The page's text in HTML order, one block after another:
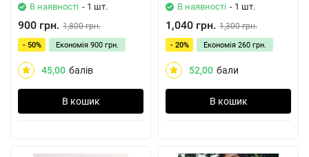
В наявності - 1 шт.
900 грн. 1,800 грн.
- 50% Економія 900 грн.
45,00 балів
В кошик
В наявності - 1 шт.
1,040 грн. 1,300 грн.
- 20% Економія 260 грн.
52,00 бали
В кошик